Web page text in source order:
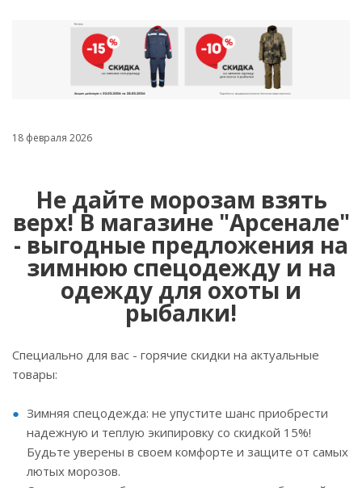
18 февраля 2026
Не дайте морозам взять
верх! В магазине "Арсенале"
- выгодные предложения на
зимнюю спецодежду и на
одежду для охоты и
рыбалки!
Специально для вас - горячие скидки на актуальные
товары:
Зимняя спецодежда: не упустите шанс приобрести
надежную и теплую экипировку со скидкой 15%!
Будьте уверены в своем комфорте и защите от самых
лютых морозов.